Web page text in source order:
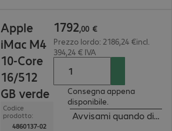
Apple
iMac M4
10-Core
16/512
GB verde
Codice
prodotto:
4860137-02
1792,00 €
Prezzo lordo: 2186,24 €incl.
394,24 € IVA
Consegna appena
disponibile.
Avvisami quando